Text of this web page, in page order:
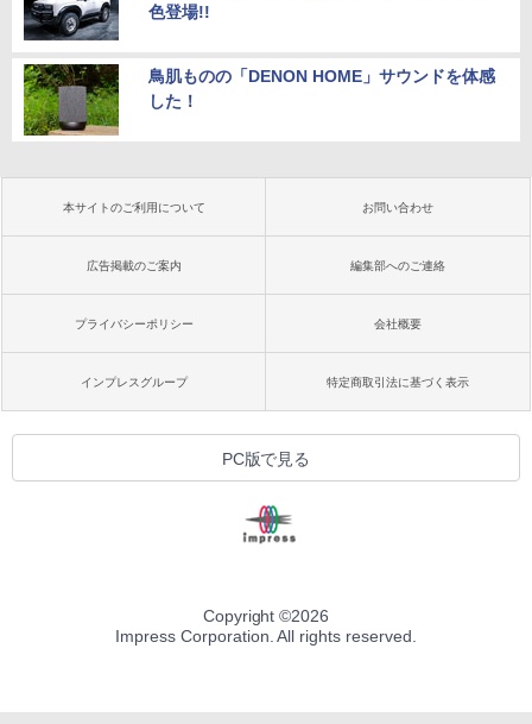
色登場!!
鳥肌ものの「DENON HOME」サウンドを体感
した！
本サイトのご利用について お問い合わせ
広告掲載のご案内 編集部へのご連絡
プライバシーポリシー 会社概要
インプレスグループ 特定商取引法に基づく表示
PC版で見る
Copyright ©2026
Impress Corporation. All rights reserved.